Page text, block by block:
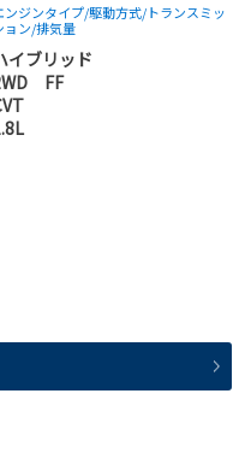
ンジンタイプ/駆動方式/トランスミッ
ョン/排気量
イブリッド
FF